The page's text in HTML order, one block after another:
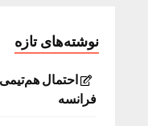
نوشته‌های تازه
احتمال
فرانسه